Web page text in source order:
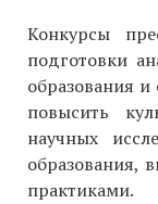
Конкурсы
подготовки
образования
повысить
научных
образования,
практиками.